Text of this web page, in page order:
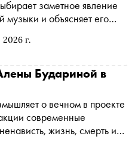
2026 г.
музыки и объясняет его
комедию
Будариной в
о вечном в проекте
современные
жизнь, смерть и